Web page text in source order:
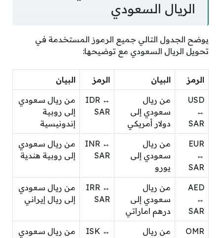
الريال السعودي
يوضح الجدول التالي جميع الرموز المستخدمة في
تحويل الريال السعودي مع توضيحها:
الرمز البيان الرمز البيان
USD
↔
SAR
من ريال
سعودي إلى
دولار أمريكي
IDR ↔
SAR
من ريال سعودي
إلى روبية
إندونيسية
EUR
↔
SAR
من ريال
سعودي إلى
يورو
INR ↔
SAR
من ريال سعودي
إلى روبية هندية
AED
↔
SAR
من ريال
سعودي إلى
درهم اماراتي
IRR ↔
SAR
من ريال سعودي
إلى ريال إيراني
OMR
من ريال
ISK ↔
من ريال سعودي